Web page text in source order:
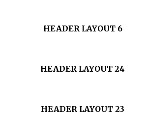
HEADER LAYOUT 6
HEADER LAYOUT 24
HEADER LAYOUT 23